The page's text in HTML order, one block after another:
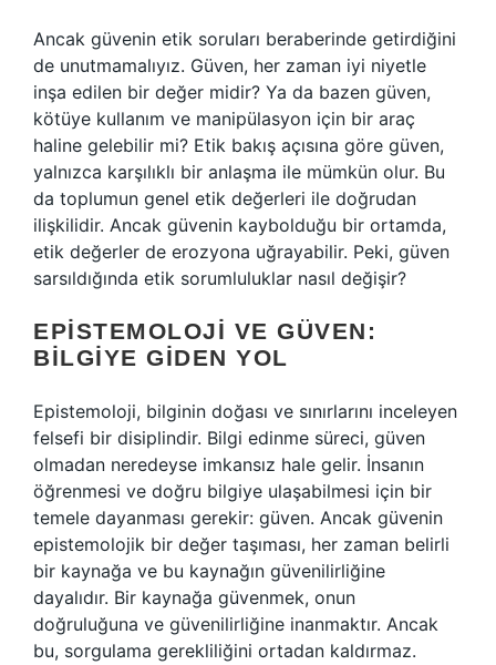
Ancak güvenin etik soruları beraberinde getirdiğini
de unutmamalıyız. Güven, her zaman iyi niyetle
inşa edilen bir değer midir? Ya da bazen güven,
kötüye kullanım ve manipülasyon için bir araç
haline gelebilir mi? Etik bakış açısına göre güven,
yalnızca karşılıklı bir anlaşma ile mümkün olur. Bu
da toplumun genel etik değerleri ile doğrudan
ilişkilidir. Ancak güvenin kaybolduğu bir ortamda,
etik değerler de erozyona uğrayabilir. Peki, güven
sarsıldığında etik sorumluluklar nasıl değişir?
EPISTEMOLOJI VE GÜVEN:
BILGIYE GIDEN YOL
Epistemoloji, bilginin doğası ve sınırlarını inceleyen
felsefi bir disiplindir. Bilgi edinme süreci, güven
olmadan neredeyse imkansız hale gelir. İnsanın
öğrenmesi ve doğru bilgiye ulaşabilmesi için bir
temele dayanması gerekir: güven. Ancak güvenin
epistemolojik bir değer taşıması, her zaman belirli
bir kaynağa ve bu kaynağın güvenilirliğine
dayalıdır. Bir kaynağa güvenmek, onun
doğruluğuna ve güvenilirliğine inanmaktır. Ancak
bu, sorgulama gerekliliğini ortadan kaldırmaz.